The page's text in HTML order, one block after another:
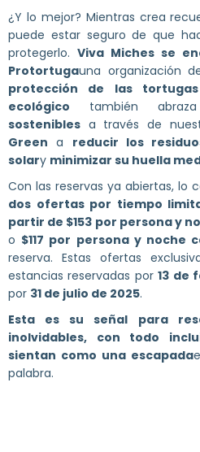
¿Y lo mejor? Mientras crea
puede estar seguro de que
protegerlo. Viva Miches se
Protortugauna organización
protección de las
ecológico también
sostenibles a través de
Green a reducir los
solary minimizar su huella
Con las reservas ya abiertas, lo
dos ofertas por tiempo
partir de $153 por persona y
o $117 por persona y noche
reserva. Estas ofertas
estancias reservadas por13 de
por 31 de julio de 2025.
Esta es su señal para
inolvidables, con todo
sientan como una escapada
palabra.